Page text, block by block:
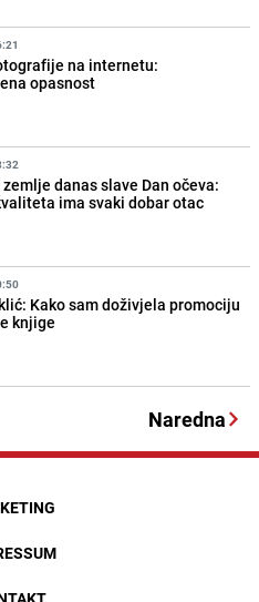
na internetu:
opasnost
danas slave Dan očeva:
ima svaki dobar otac
Kako sam doživjela promociju
knjige
Naredna